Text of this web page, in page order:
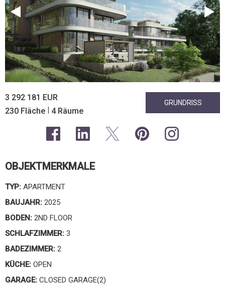
3 292 181 EUR
230 Fläche | 4 Räume
GRUNDRISS
OBJEKTMERKMALE
TYP: APARTMENT
BAUJAHR: 2025
BODEN: 2ND FLOOR
SCHLAFZIMMER: 3
BADEZIMMER: 2
KÜCHE: OPEN
GARAGE: CLOSED GARAGE(2)